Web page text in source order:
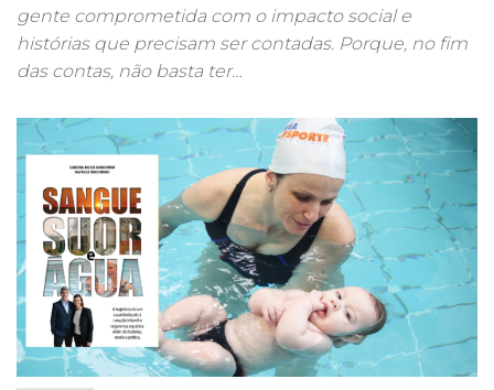
gente comprometida com o impacto social e
histórias que precisam ser contadas. Porque, no fim
das contas, não basta ter…